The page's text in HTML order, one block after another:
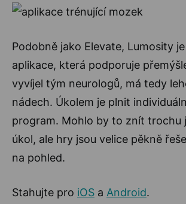
Podobně jako Elevate, Lumosity
aplikace, která podporuje
vyvíjel tým neurologů, má tedy
nádech. Úkolem je plnit
program. Mohlo by to znít trochu
úkol, ale hry jsou velice pěkně
na pohled.
Stahujte pro iOS a Android.